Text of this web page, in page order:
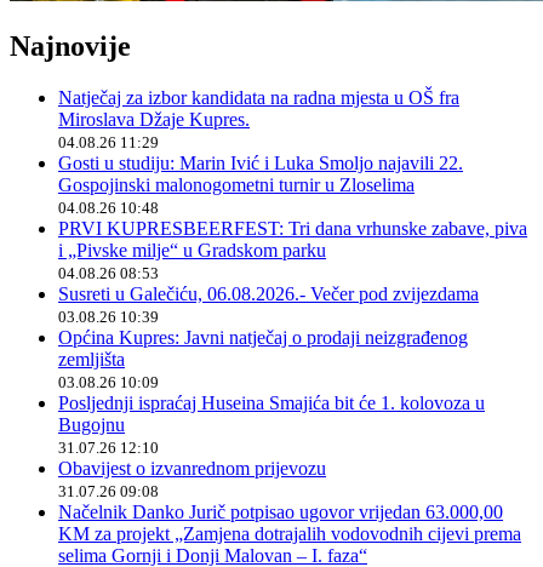
Najnovije
Natječaj za izbor kandidata na radna mjesta u OŠ fra
Miroslava Džaje Kupres.
04.08.26 11:29
Gosti u studiju: Marin Ivić i Luka Smoljo najavili 22.
Gospojinski malonogometni turnir u Zloselima
04.08.26 10:48
PRVI KUPRESBEERFEST: Tri dana vrhunske zabave, piva
i „Pivske milje“ u Gradskom parku
04.08.26 08:53
Susreti u Galečiću, 06.08.2026.- Večer pod zvijezdama
03.08.26 10:39
Općina Kupres: Javni natječaj o prodaji neizgrađenog
zemljišta
03.08.26 10:09
Posljednji ispraćaj Huseina Smajića bit će 1. kolovoza u
Bugojnu
31.07.26 12:10
Obavijest o izvanrednom prijevozu
31.07.26 09:08
Načelnik Danko Jurič potpisao ugovor vrijedan 63.000,00
KM za projekt „Zamjena dotrajalih vodovodnih cijevi prema
selima Gornji i Donji Malovan – I. faza“